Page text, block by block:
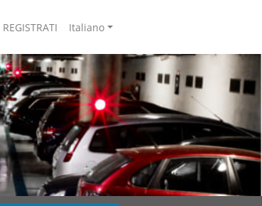
REGISTRATI Italiano